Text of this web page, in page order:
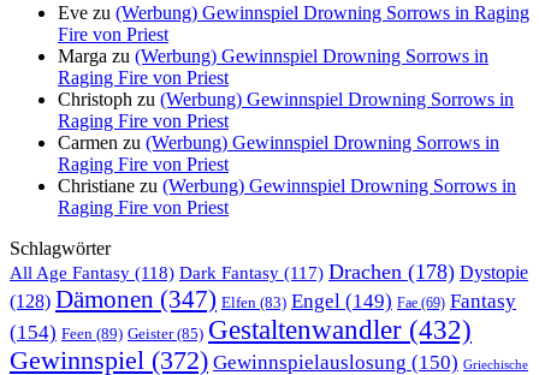
Eve zu (Werbung) Gewinnspiel Drowning Sorrows in Raging
Fire von Priest
Marga zu (Werbung) Gewinnspiel Drowning Sorrows in
Raging Fire von Priest
Christoph zu (Werbung) Gewinnspiel Drowning Sorrows in
Raging Fire von Priest
Carmen zu (Werbung) Gewinnspiel Drowning Sorrows in
Raging Fire von Priest
Christiane zu (Werbung) Gewinnspiel Drowning Sorrows in
Raging Fire von Priest
Schlagwörter
All Age Fantasy (118) Dark Fantasy (117) Drachen (178) Dystopie
(128) Dämonen (347) Elfen (83) Engel (149) Fae (69) Fantasy
(154) Feen (89) Geister(85) Gestaltenwandler (432)
Gewinnspiel (372) Gewinnspielauslosung (150) Griechische